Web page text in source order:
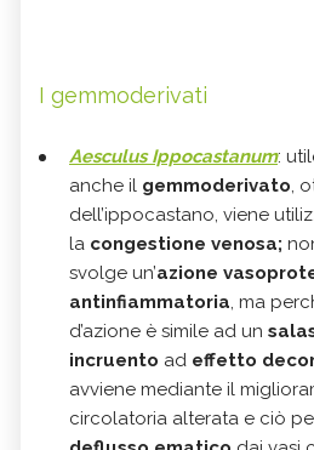
I gemmoderivati
Aesculus Ippocastanum:
anche il gemmoderivato,
dell’ippocastano, viene
la congestione venosa;
svolge un’azione
antinfiammatoria, ma
d’azione è simile ad un
incruento ad effetto
avviene mediante il
circolatoria alterata e ciò